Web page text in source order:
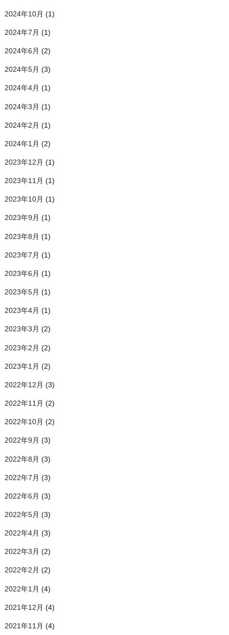
2024年10月 (1)
2024年7月 (1)
2024年6月 (2)
2024年5月 (3)
2024年4月 (1)
2024年3月 (1)
2024年2月 (1)
2024年1月 (2)
2023年12月 (1)
2023年11月 (1)
2023年10月 (1)
2023年9月 (1)
2023年8月 (1)
2023年7月 (1)
2023年6月 (1)
2023年5月 (1)
2023年4月 (1)
2023年3月 (2)
2023年2月 (2)
2023年1月 (2)
2022年12月 (3)
2022年11月 (2)
2022年10月 (2)
2022年9月 (3)
2022年8月 (3)
2022年7月 (3)
2022年6月 (3)
2022年5月 (3)
2022年4月 (3)
2022年3月 (2)
2022年2月 (2)
2022年1月 (4)
2021年12月 (4)
2021年11月 (4)